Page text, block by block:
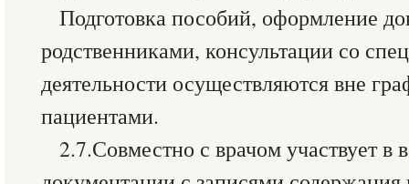
Подготовка пособий, оформление
родственниками, консультации со
деятельности осуществляются вне
пациентами.
2.7.Совместно с врачом участвует в